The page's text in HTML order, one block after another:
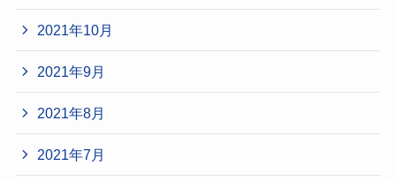
2021年10月
2021年9月
2021年8月
2021年7月